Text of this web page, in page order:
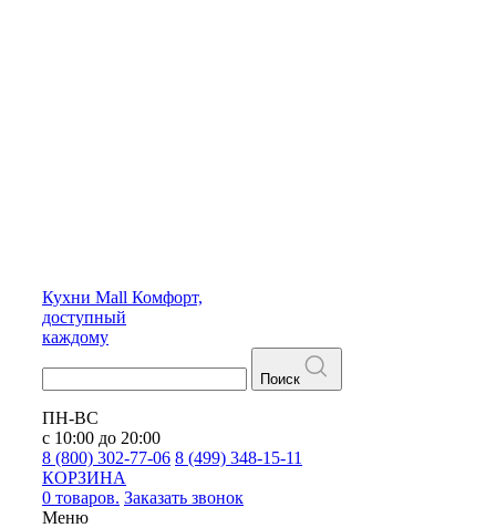
Кухни Mall Комфорт,
доступный
каждому
Поиск
ПН-ВС
с 10:00 до 20:00
8 (800) 302-77-06 8 (499) 348-15-11
КОРЗИНА
0 товаров. Заказать звонок
Меню